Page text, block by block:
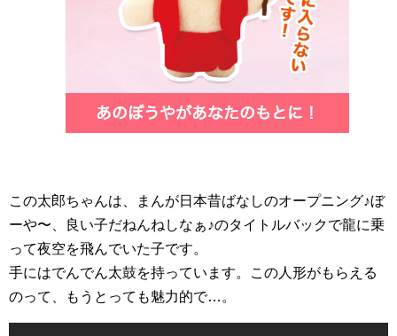
この太郎ちゃんは、まんが日本昔ばなしのオープニング♪ぼ
ーや〜、良い子だねんねしなぁ♪のタイトルバックで龍に乗
って夜空を飛んでいた子です。
手にはでんでん太鼓を持っています。この人形がもらえる
のって、もうとっても魅力的で…。